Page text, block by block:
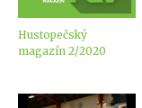
Hustopečský
magazín 2/2020